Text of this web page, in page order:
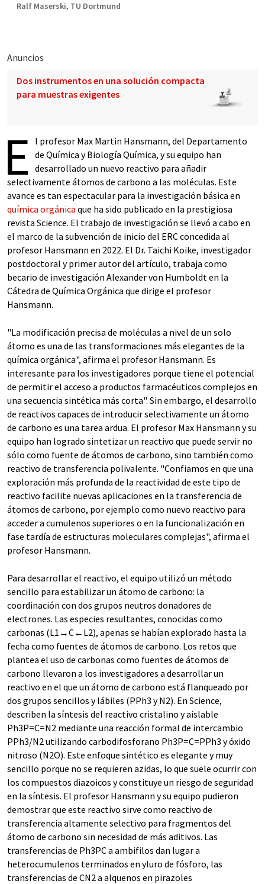
Ralf Maserski​, TU Dortmund
Anuncios
Dos instrumentos en una solución compacta
para muestras exigentes
E
l profesor Max Martin Hansmann, del Departamento
de Química y Biología Química, y su equipo han
desarrollado un nuevo reactivo para añadir
selectivamente átomos de carbono a las moléculas. Este
avance es tan espectacular para la investigación básica en
química orgánica que ha sido publicado en la prestigiosa
revista Science. El trabajo de investigación se llevó a cabo en
el marco de la subvención de inicio del ERC concedida al
profesor Hansmann en 2022. El Dr. Taichi Koike, investigador
postdoctoral y primer autor del artículo, trabaja como
becario de investigación Alexander von Humboldt en la
Cátedra de Química Orgánica que dirige el profesor
Hansmann.
"La modificación precisa de moléculas a nivel de un solo
átomo es una de las transformaciones más elegantes de la
química orgánica", afirma el profesor Hansmann. Es
interesante para los investigadores porque tiene el potencial
de permitir el acceso a productos farmacéuticos complejos en
una secuencia sintética más corta". Sin embargo, el desarrollo
de reactivos capaces de introducir selectivamente un átomo
de carbono es una tarea ardua. El profesor Max Hansmann y su
equipo han logrado sintetizar un reactivo que puede servir no
sólo como fuente de átomos de carbono, sino también como
reactivo de transferencia polivalente. "Confiamos en que una
exploración más profunda de la reactividad de este tipo de
reactivo facilite nuevas aplicaciones en la transferencia de
átomos de carbono, por ejemplo como nuevo reactivo para
acceder a cumulenos superiores o en la funcionalización en
fase tardía de estructuras moleculares complejas", afirma el
profesor Hansmann.
Para desarrollar el reactivo, el equipo utilizó un método
sencillo para estabilizar un átomo de carbono: la
coordinación con dos grupos neutros donadores de
electrones. Las especies resultantes, conocidas como
carbonas (L1→C←L2), apenas se habían explorado hasta la
fecha como fuentes de átomos de carbono. Los retos que
plantea el uso de carbonas como fuentes de átomos de
carbono llevaron a los investigadores a desarrollar un
reactivo en el que un átomo de carbono está flanqueado por
dos grupos sencillos y lábiles (PPh3 y N2). En Science,
describen la síntesis del reactivo cristalino y aislable
Ph3P=C=N2 mediante una reacción formal de intercambio
PPh3/N2 utilizando carbodifosforano Ph3P=C=PPh3 y óxido
nitroso (N2O). Este enfoque sintético es elegante y muy
sencillo porque no se requieren azidas, lo que suele ocurrir con
los compuestos diazoicos y constituye un riesgo de seguridad
en la síntesis. El profesor Hansmann y su equipo pudieron
demostrar que este reactivo sirve como reactivo de
transferencia altamente selectivo para fragmentos del
átomo de carbono sin necesidad de más aditivos. Las
transferencias de Ph3PC a ambifilos dan lugar a
heterocumulenos terminados en yluro de fósforo, las
transferencias de CN2 a alquenos en pirazoles